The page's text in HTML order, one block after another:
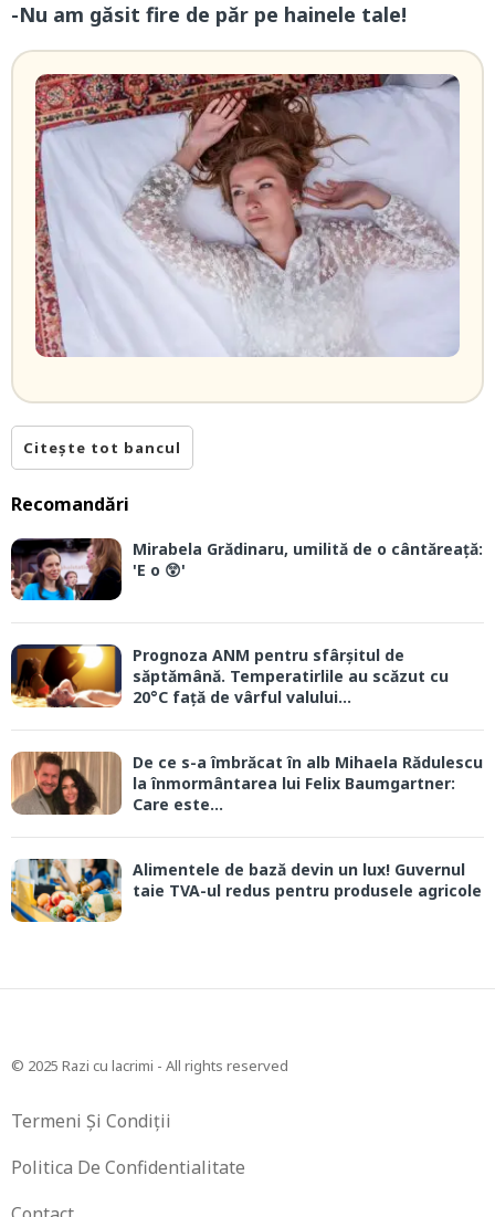
-Nu am găsit fire de păr pe hainele tale!
Citește tot bancul
Recomandări
Mirabela Grădinaru, umilită de o cântăreață:
'E o 😲'
Prognoza ANM pentru sfârșitul de
săptămână. Temperatirlile au scăzut cu
20°C față de vârful valului...
De ce s-a îmbrăcat în alb Mihaela Rădulescu
la înmormântarea lui Felix Baumgartner:
Care este...
Alimentele de bază devin un lux! Guvernul
taie TVA-ul redus pentru produsele agricole
© 2025 Razi cu lacrimi - All rights reserved
Termeni Și Condiții
Politica De Confidentialitate